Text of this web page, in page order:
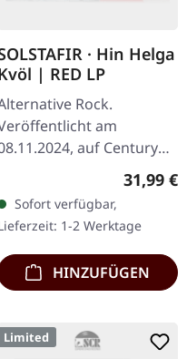
· Hin Helga
| RED LP
Rock.
am
auf Century
Media Records. Weißes
inklusive
Artprint. "Hin…
31,99 €
Sofort verfügbar,
1-2 Werktage
HINZUFÜGEN
Limited